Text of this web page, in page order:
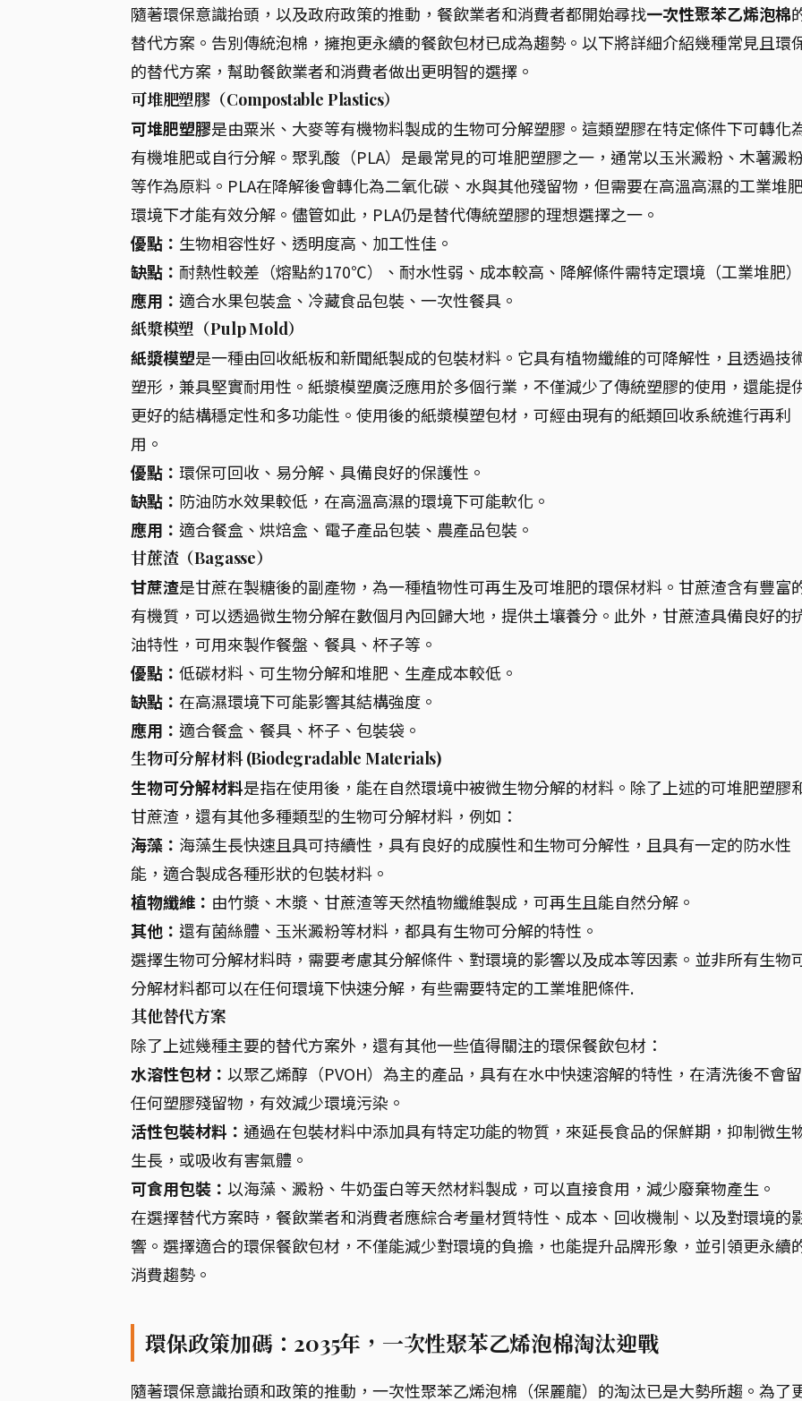
隨著環保意識抬頭，以及政府政策的推動，餐飲業者和消費者都開始尋找一次性聚苯乙烯泡棉
替代方案。告別傳統泡棉，擁抱更永續的餐飲包材已成為趨勢。以下將詳細介紹幾種常見且環
的替代方案，幫助餐飲業者和消費者做出更明智的選擇。
可堆肥塑膠（Compostable Plastics）
可堆肥塑膠是由粟米、大麥等有機物料製成的生物可分解塑膠。這類塑膠在特定條件下可轉化
有機堆肥或自行分解。聚乳酸（PLA）是最常見的可堆肥塑膠之一，通常以玉米澱粉、木薯澱粉
等作為原料。PLA在降解後會轉化為二氧化碳、水與其他殘留物，但需要在高溫高濕的工業堆
環境下才能有效分解。儘管如此，PLA仍是替代傳統塑膠的理想選擇之一。
優點： 生物相容性好、透明度高、加工性佳。
缺點： 耐熱性較差（熔點約170℃）、耐水性弱、成本較高、降解條件需特定環境（工業堆肥）
應用： 適合水果包裝盒、冷藏食品包裝、一次性餐具。
紙漿模塑（Pulp Mold）
紙漿模塑是一種由回收紙板和新聞紙製成的包裝材料。它具有植物纖維的可降解性，且透過技
塑形，兼具堅實耐用性。紙漿模塑廣泛應用於多個行業，不僅減少了傳統塑膠的使用，還能提
更好的結構穩定性和多功能性。使用後的紙漿模塑包材，可經由現有的紙類回收系統進行再利
用。
優點： 環保可回收、易分解、具備良好的保護性。
缺點： 防油防水效果較低，在高溫高濕的環境下可能軟化。
應用： 適合餐盒、烘焙盒、電子產品包裝、農產品包裝。
甘蔗渣（Bagasse）
甘蔗渣是甘蔗在製糖後的副產物，為一種植物性可再生及可堆肥的環保材料。甘蔗渣含有豐富
有機質，可以透過微生物分解在數個月內回歸大地，提供土壤養分。此外，甘蔗渣具備良好的
油特性，可用來製作餐盤、餐具、杯子等。
優點： 低碳材料、可生物分解和堆肥、生產成本較低。
缺點： 在高濕環境下可能影響其結構強度。
應用： 適合餐盒、餐具、杯子、包裝袋。
生物可分解材料 (Biodegradable Materials)
生物可分解材料是指在使用後，能在自然環境中被微生物分解的材料。除了上述的可堆肥塑膠
甘蔗渣，還有其他多種類型的生物可分解材料，例如：
海藻： 海藻生長快速且具可持續性，具有良好的成膜性和生物可分解性，且具有一定的防水性
能，適合製成各種形狀的包裝材料。
植物纖維： 由竹漿、木漿、甘蔗渣等天然植物纖維製成，可再生且能自然分解。
其他： 還有菌絲體、玉米澱粉等材料，都具有生物可分解的特性。
選擇生物可分解材料時，需要考慮其分解條件、對環境的影響以及成本等因素。並非所有生物
分解材料都可以在任何環境下快速分解，有些需要特定的工業堆肥條件.
其他替代方案
除了上述幾種主要的替代方案外，還有其他一些值得關注的環保餐飲包材：
水溶性包材： 以聚乙烯醇（PVOH）為主的產品，具有在水中快速溶解的特性，在清洗後不會
任何塑膠殘留物，有效減少環境污染。
活性包裝材料： 通過在包裝材料中添加具有特定功能的物質，來延長食品的保鮮期，抑制微生
生長，或吸收有害氣體。
可食用包裝： 以海藻、澱粉、牛奶蛋白等天然材料製成，可以直接食用，減少廢棄物產生。
在選擇替代方案時，餐飲業者和消費者應綜合考量材質特性、成本、回收機制、以及對環境的
響。選擇適合的環保餐飲包材，不僅能減少對環境的負擔，也能提升品牌形象，並引領更永續
消費趨勢。
環保政策加碼：2035年，一次性聚苯乙烯泡棉淘汰迎戰
隨著環保意識抬頭和政策的推動，一次性聚苯乙烯泡棉（保麗龍）的淘汰已是大勢所趨。為了